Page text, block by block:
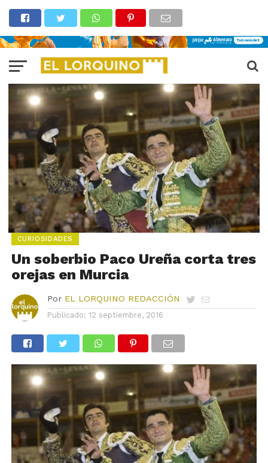
CURIOSIDADES
Un soberbio Paco Ureña corta tres
orejas en Murcia
Por EL LORQUINO REDACCIÓN
Publicado: 12 septiembre, 2016